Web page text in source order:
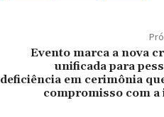
Evento marca a nova
unificada para
deficiência em cerimônia
compromisso com a